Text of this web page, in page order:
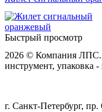
Быстрый просмотр
2026 © Компания ЛПС.
инструмент, упаковка
г. Санкт-Петербург,